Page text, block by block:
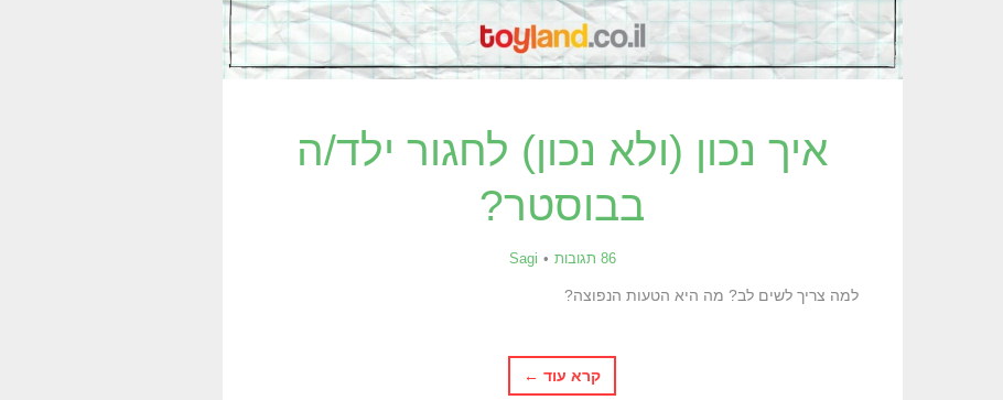
איך נכון (ולא נכון) לחגור ילד/ה
בבוסטר?
86 תגובות Sagi
למה צריך לשים לב? מה היא הטעות הנפוצה?
קרא עוד ←